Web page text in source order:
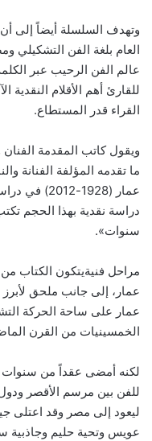
وتهدف السلسلة أيضاً إلى
العام بلغة الفن التشكيلي
عالم الفن الرحيب عبر
للقارئ أهم الأقلام
القراء قدر المستطاع.
ويقول كاتب المقدمة
ما تقدمه المؤلفة الفنانة
عمار (1928-
دراسة نقدية بهذا الحجم
سنوات».
مراحل فنيةيتكون الكتاب
عمار، إلى جانب ملحق لأبرز
عمار على ساحة الحركة
الخمسينيات من القرن
لكنه أمضى عقداً من
للفن بين مرسم الأقصر
ليعود إلى مصر وقد اعتلى
عويس وتحية حليم